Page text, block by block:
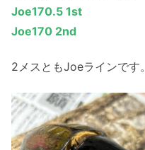
Joe170.5 1st
Joe170 2nd
2メスともJoeラインです。